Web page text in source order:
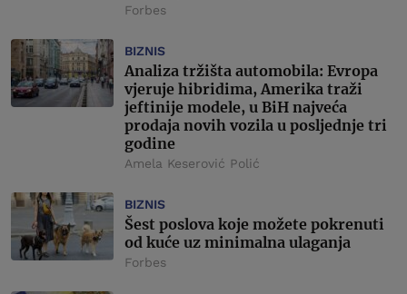
Forbes
BIZNIS
Analiza tržišta automobila: Evropa
vjeruje hibridima, Amerika traži
jeftinije modele, u BiH najveća
prodaja novih vozila u posljednje tri
godine
Amela Keserović Polić
BIZNIS
Šest poslova koje možete pokrenuti
od kuće uz minimalna ulaganja
Forbes